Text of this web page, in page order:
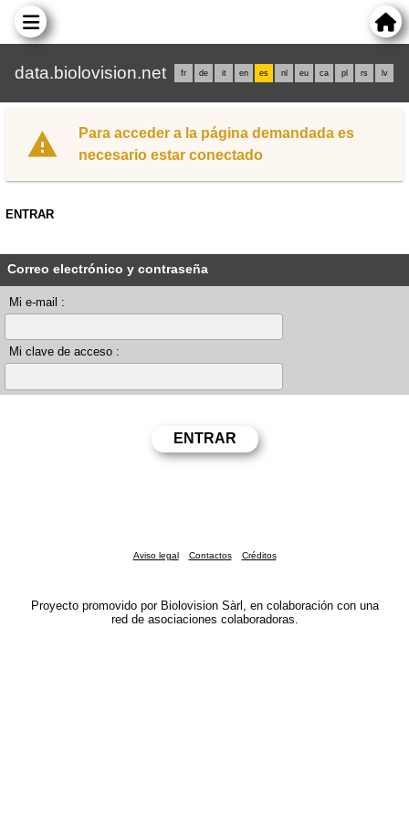
data.biolovision.net fr de it en es nl eu ca pl rs lv
Para acceder a la página demandada es
necesario estar conectado
ENTRAR
Correo electrónico y contraseña
Mi e-mail :
Mi clave de acceso :
Aviso legal Contactos Créditos
Proyecto promovido por Biolovision Sàrl, en colaboración con una
red de asociaciones colaboradoras.